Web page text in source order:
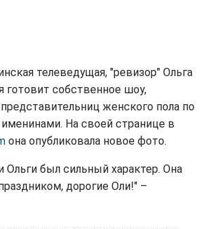
телеведущая, "ревизор" Ольга
готовит собственное шоу,
женского пола по
На своей странице в
она опубликовала новое фото.
Ольги был сильный характер. Она
дорогие Оли!" –